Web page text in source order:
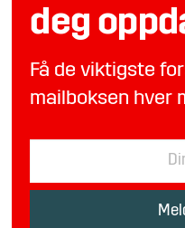
deg
Få de viktigste
mailboksen hver